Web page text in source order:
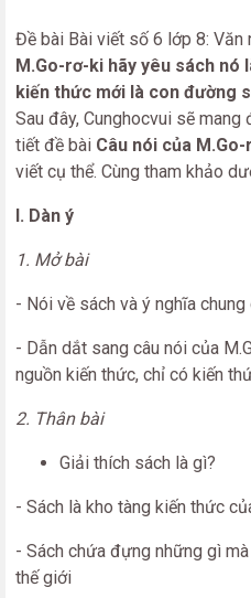
Đề bài Bài viết số 6 lớp 8: Văn
M.Go-rơ-ki hãy yêu sách nó
kiến thức mới là con đường
Sau đây, Cunghocvui sẽ mang
tiết đề bài Câu nói của
viết cụ thể. Cùng tham khảo
I. Dàn ý
1. Mở bài
- Nói về sách và ý nghĩa
- Dẫn dắt sang câu nói của
nguồn kiến thức, chỉ có kiến
2. Thân bài
Giải thích sách là gì?
- Sách là kho tàng kiến thức
- Sách chứa đựng những gì
thế giới